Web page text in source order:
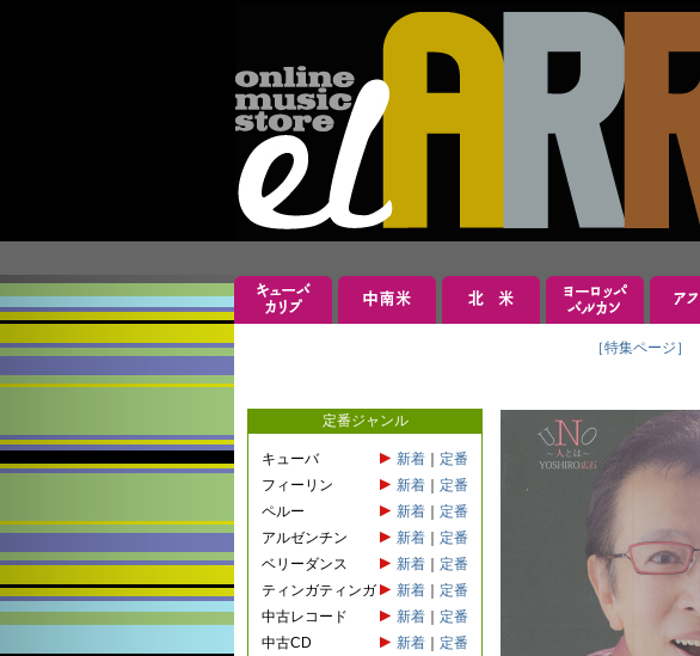
［特集ページ］
定番ジャンル
キューバ 新着
定番
フィーリン
新着
定番
ペルー
新着
定番
アルゼンチン
新着
定番
ベリーダンス
新着
定番
ティンガティンガ
新着
定番
中古レコード
新着
定番
中古CD
新着
定番